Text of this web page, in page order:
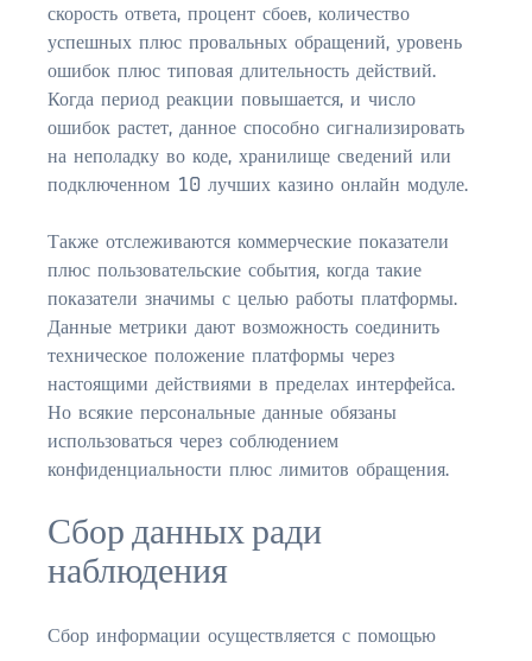
$150,000 and down
$150,000 – $350,000
$350,000 – $500,000
$500,000 – $750,000
$1,000,000 – $2,000,000
$2,000,000 and up
$150,000 and down
$150,000 – $350,000
$500,000 – $750,000
скорость ответа, процент сбоев, количество
успешных плюс провальных обращений, уровень
ошибок плюс типовая длительность действий.
Когда период реакции повышается, и число
ошибок растет, данное способно сигнализировать
на неполадку во коде, хранилище сведений или
подключенном 10 лучших казино онлайн модуле.
Также отслеживаются коммерческие показатели
плюс пользовательские события, когда такие
показатели значимы с целью работы платформы.
Данные метрики дают возможность соединить
техническое положение платформы через
настоящими действиями в пределах интерфейса.
Но всякие персональные данные обязаны
использоваться через соблюдением
конфиденциальности плюс лимитов обращения.
Сбор данных ради
наблюдения
Сбор информации осуществляется с помощью